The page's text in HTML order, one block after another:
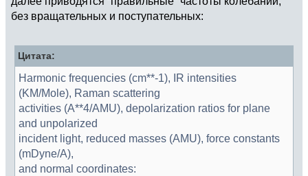
без вращательных и поступательных:
Цитата:
Harmonic frequencies (cm**-1), IR intensities
(KM/Mole), Raman scattering
activities (A**4/AMU), depolarization ratios for plane
and unpolarized
incident light, reduced masses (AMU), force constants
(mDyne/A),
and normal coordinates: